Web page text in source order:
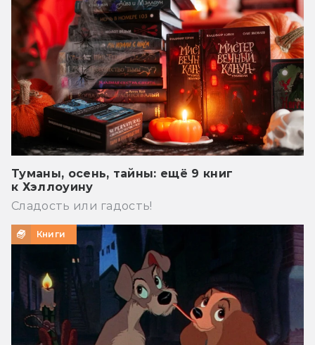
Туманы, осень, тайны: ещё 9 книг
к Хэллоуину
Сладость или гадость!
Книги